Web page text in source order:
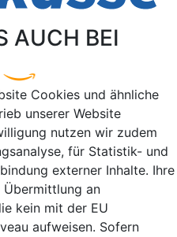
AUCH BEI
Cookies und ähnliche
unserer Website
nutzen wir zudem
für Statistik- und
externer Inhalte. Ihre
Übermittlung an
kein mit der EU
aufweisen. Sofern